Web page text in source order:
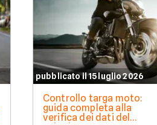
pubblicato il 15 luglio 2026
Controllo targa moto:
guida completa alla
verifica dei dati del